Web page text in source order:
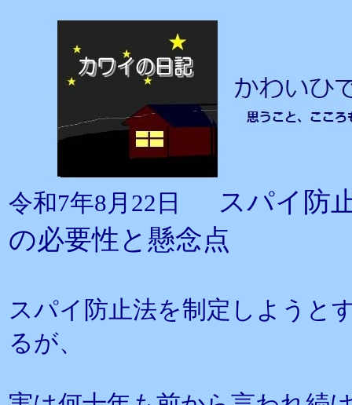
令和7年8月22日
スパイ防
の必要性と懸念点
スパイ防止法を制定しようと
るが、